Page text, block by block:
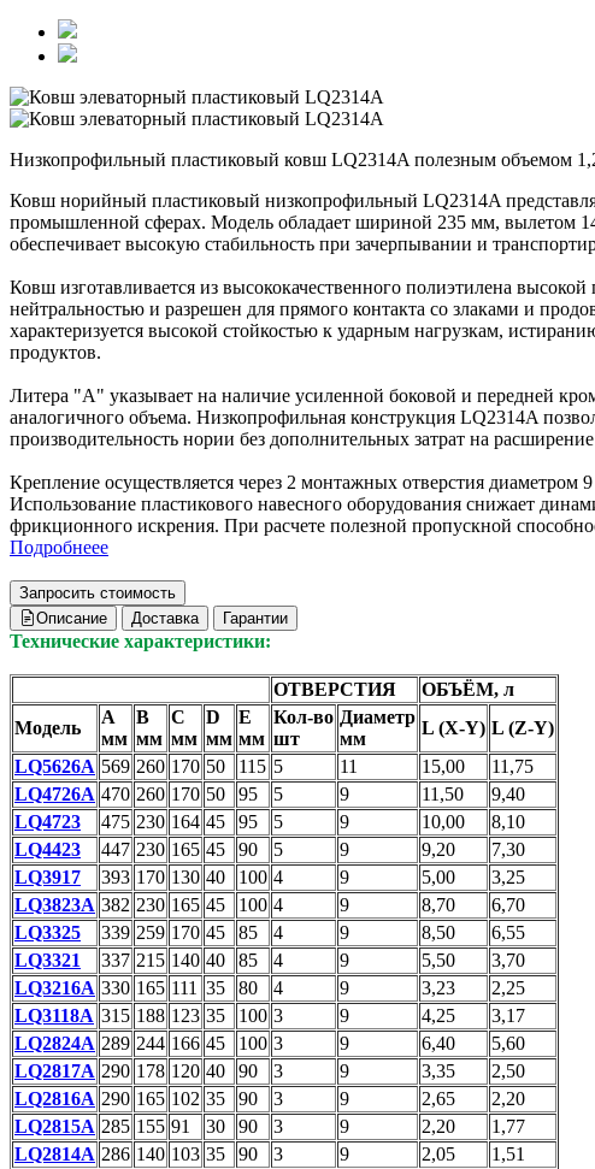
Низкопрофильный пластиковый ковш LQ2314A полезным объемом
Ковш норийный пластиковый низкопрофильный LQ2314A
промышленной сферах. Модель обладает шириной 235 мм, вылетом
обеспечивает высокую стабильность при зачерпывании и
Ковш изготавливается из высококачественного полиэтилена
нейтральностью и разрешен для прямого контакта со злаками и
характеризуется высокой стойкостью к ударным нагрузкам,
продуктов.
Литера "А" указывает на наличие усиленной боковой и передней
аналогичного объема. Низкопрофильная конструкция LQ2314A
производительность нории без дополнительных затрат на
Крепление осуществляется через 2 монтажных отверстия
Использование пластикового навесного оборудования снижает
фрикционного искрения. При расчете полезной пропускной
Подробнеее
Запросить стоимость
Описание
Доставка Гарантии
Технические характеристики:
ОТВЕРСТИЯ
ОБЪЁМ, л
Модель
A
мм
B
мм
С
мм
D
мм
E
мм
Кол-во
шт
Диаметр
мм
L (X-Y) L (Z-Y)
LQ5626A 569 260 170 50 115 5 11 15,00
11,75
LQ4726A 470 260 170 50 95 5 9 11,50
9,40
LQ4723
475 230 164 45 95 5 9 10,00
8,10
LQ4423
447 230 165 45 90 5 9 9,20
7,30
LQ3917
393 170 130 40 100 4 9 5,00
3,25
LQ3823A 382 230 165 45 100 4 9 8,70
6,70
LQ3325
339 259 170 45 85 4 9 8,50
6,55
LQ3321
337 215 140 40 85 4 9 5,50
3,70
LQ3216A 330 165 111 35 80 4 9 3,23
2,25
LQ3118A 315 188 123 35 100 3 9 4,25
3,17
LQ2824A 289 244 166 45 100 3 9 6,40
5,60
LQ2817A 290 178 120 40 90 3 9 3,35
2,50
LQ2816A 290 165 102 35 90 3 9 2,65
2,20
LQ2815A 285 155 91 30 90 3 9 2,20
1,77
LQ2814A 286 140 103 35 90 3 9 2,05
1,51